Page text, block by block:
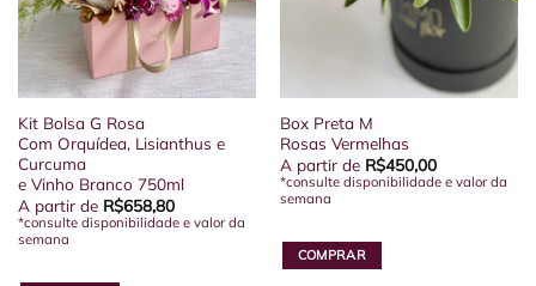
Kit Bolsa G Rosa
Com Orquídea, Lisianthus e
Curcuma
e Vinho Branco 750ml
A partir de R$658,80
*consulte disponibilidade e valor da
semana
Box Preta M
Rosas Vermelhas
A partir de R$450,00
*consulte disponibilidade e valor da
semana
COMPRAR